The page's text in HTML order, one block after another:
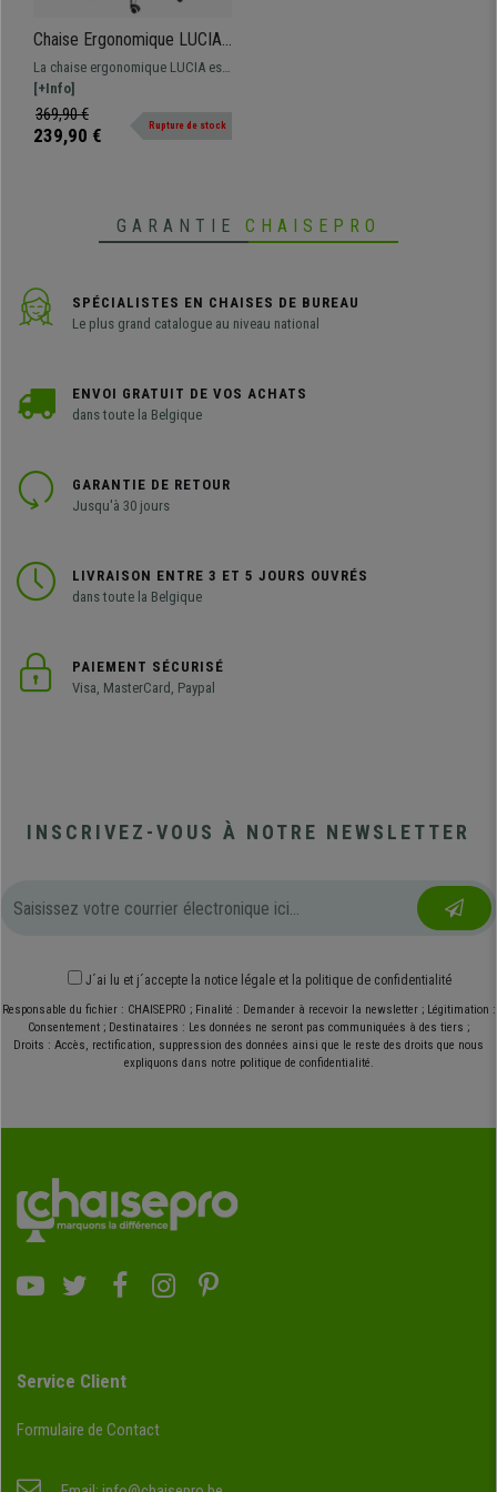
Chaise Ergonomique LUCIA,
Entièrement Ajustable, en
Tissu et Maille, Noir
La chaise ergonomique LUCIA est
très confortable grâce à ses
nombreuses options de réglage.
Différentes couleurs disponibles.
[+Info]
369,90 €
239,90 € Rupture de stock
GARANTIE CHAISEPRO
SPÉCIALISTES EN CHAISES DE BUREAU
Le plus grand catalogue au niveau national
ENVOI GRATUIT DE VOS ACHATS
dans toute la Belgique
GARANTIE DE RETOUR
Jusqu'à 30 jours
LIVRAISON ENTRE 3 ET 5 JOURS OUVRÉS
dans toute la Belgique
PAIEMENT SÉCURISÉ
Visa, MasterCard, Paypal
INSCRIVEZ-VOUS À NOTRE NEWSLETTER
J´ai lu et j´accepte la notice légale et la politique de confidentialité
Responsable du fichier : CHAISEPRO ; Finalité : Demander à recevoir la newsletter ; Légitimation :
Consentement ; Destinataires : Les données ne seront pas communiquées à des tiers ;
Droits : Accès, rectification, suppression des données ainsi que le reste des droits que nous
expliquons dans notre politique de confidentialité.
Service Client
Formulaire de Contact